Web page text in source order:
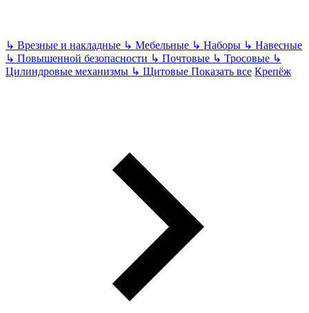
↳ Врезные и накладные ↳ Мебельные ↳ Наборы ↳ Навесные
↳ Повышенной безопасности ↳ Почтовые ↳ Тросовые ↳
Цилиндровые механизмы ↳ Щитовые Показать все Крепёж